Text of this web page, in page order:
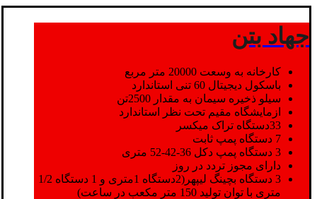
جهاد بتن
کارخانه به وسعت 20000 متر مربع
باسکول دیجیتال 60 تنی استاندارد
سیلو ذخیره سیمان به مقدار 2500تن
ازمایشگاه مقیم تحت نظر استاندارد
33دستگاه تراک میکسر
7 دستگاه پمپ ثابت
3 دستگاه پمپ دکل 36-42-52 متری
دارای مجوز تردد در روز
3 دستگاه بچینگ لیپهر(2دستگاه 1متری و 1 دستگاه 1/2
متری با توان تولید 150 متر مکعب در ساعت)